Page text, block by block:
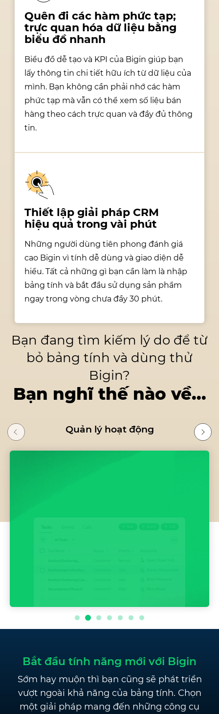
Quên đi các hàm phức tạp;
trực quan hóa dữ liệu bằng
biểu đồ nhanh
Biểu đồ dễ tạo và KPI của Bigin giúp bạn
lấy thông tin chi tiết hữu ích từ dữ liệu của
mình. Bạn không cần phải nhớ các hàm
phức tạp mà vẫn có thể xem số liệu bán
hàng theo cách trực quan và đầy đủ thông
tin.
Thiết lập giải pháp CRM
hiệu quả trong vài phút
Những người dùng tiên phong đánh giá
cao Bigin vì tính dễ dùng và giao diện dễ
hiểu. Tất cả những gì bạn cần làm là nhập
bảng tính và bắt đầu sử dụng sản phẩm
ngay trong vòng chưa đầy 30 phút.
Bạn đang tìm kiếm lý do để từ
bỏ bảng tính và dùng thử
Bigin?
Bạn nghĩ thế nào về...
Quản lý hoạt động
Bắt đầu tính năng mới với Bigin
Sớm hay muộn thì bạn cũng sẽ phát triển
vượt ngoài khả năng của bảng tính. Chọn
một giải pháp mang đến những công cụ